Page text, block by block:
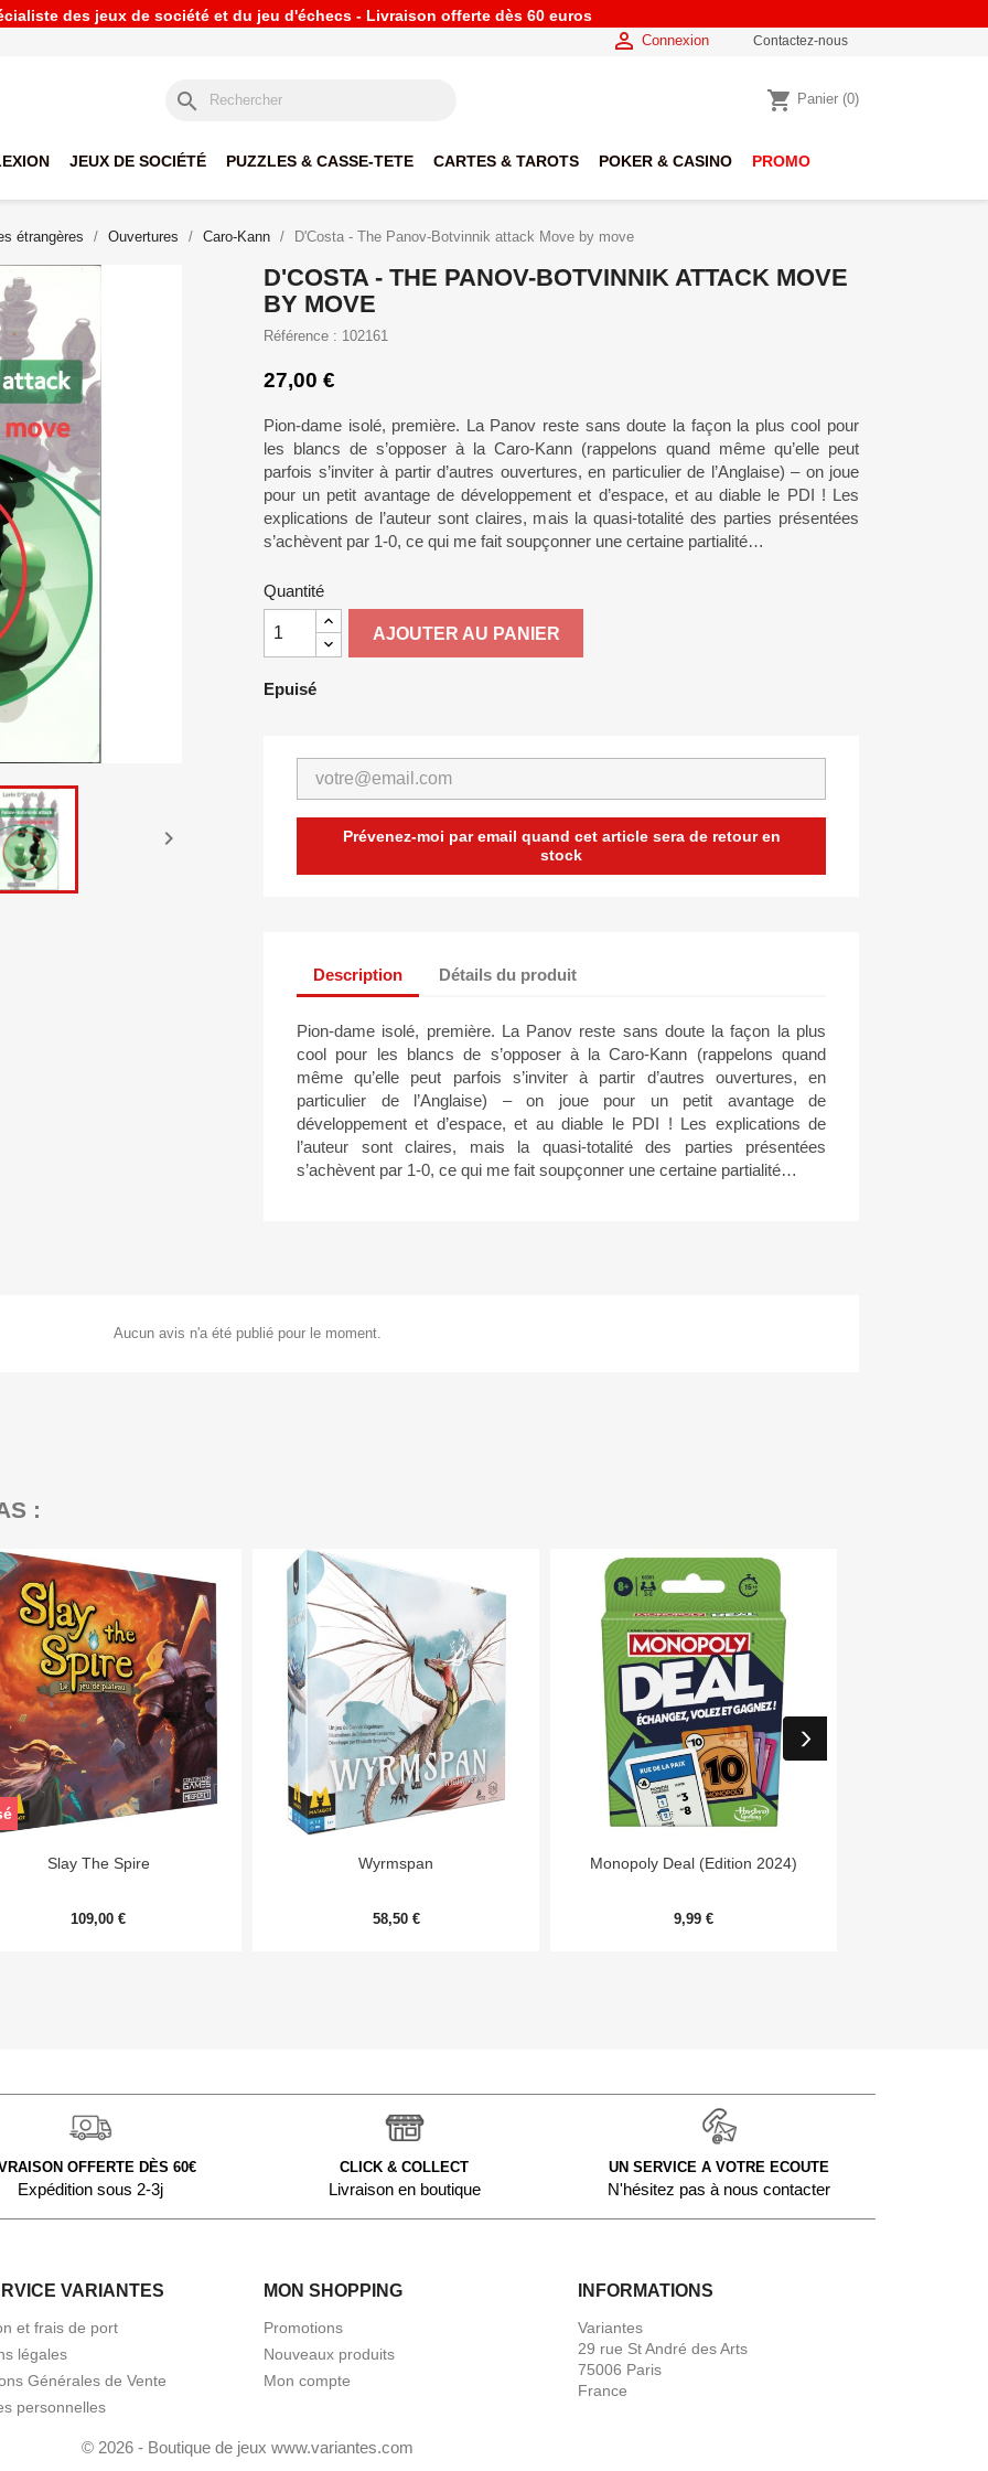
des jeux de société et du jeu d'échecs - Livraison offerte dès 60 euros
 Connexion Contactez-nous
search shopping_cart Panier (0)
JEUX DE SOCIÉTÉ PUZZLES & CASSE-TETE CARTES & TAROTS POKER & CASINO PROMO
étrangères Ouvertures Caro-Kann D'Costa - The Panov-Botvinnik attack Move by move

D'COSTA - THE PANOV-BOTVINNIK ATTACK MOVE
BY MOVE
Référence : 102161
27,00 €
Pion-dame isolé, première. La Panov reste sans doute la façon la plus cool pour
les blancs de s’opposer à la Caro-Kann (rappelons quand même qu’elle peut
parfois s’inviter à partir d’autres ouvertures, en particulier de l’Anglaise) – on joue
pour un petit avantage de développement et d’espace, et au diable le PDI ! Les
explications de l’auteur sont claires, mais la quasi-totalité des parties présentées
s’achèvent par 1-0, ce qui me fait soupçonner une certaine partialité…
Quantité
AJOUTER AU PANIER
Epuisé
Prévenez-moi par email quand cet article sera de retour en
stock
Description Détails du produit
Pion-dame isolé, première. La Panov reste sans doute la façon la plus
cool pour les blancs de s’opposer à la Caro-Kann (rappelons quand
même qu’elle peut parfois s’inviter à partir d’autres ouvertures, en
particulier de l’Anglaise) – on joue pour un petit avantage de
développement et d’espace, et au diable le PDI ! Les explications de
l’auteur sont claires, mais la quasi-totalité des parties présentées
s’achèvent par 1-0, ce qui me fait soupçonner une certaine partialité…
Aucun avis n'a été publié pour le moment.
:
Aperçu rapide
Slay The Spire
109,00 €
Aperçu rapide
Wyrmspan
58,50 €
Aperçu rapide
Monopoly Deal (Edition 2024)
9,99 €
OFFERTE DÈS 60€
Expédition sous 2-3j
CLICK & COLLECT
Livraison en boutique
UN SERVICE A VOTRE ECOUTE
N'hésitez pas à nous contacter
VARIANTES
et frais de port
légales
Générales de Vente
personnelles
MON SHOPPING
Promotions
Nouveaux produits
Mon compte
INFORMATIONS
Variantes
29 rue St André des Arts
75006 Paris
France
© 2026 - Boutique de jeux www.variantes.com